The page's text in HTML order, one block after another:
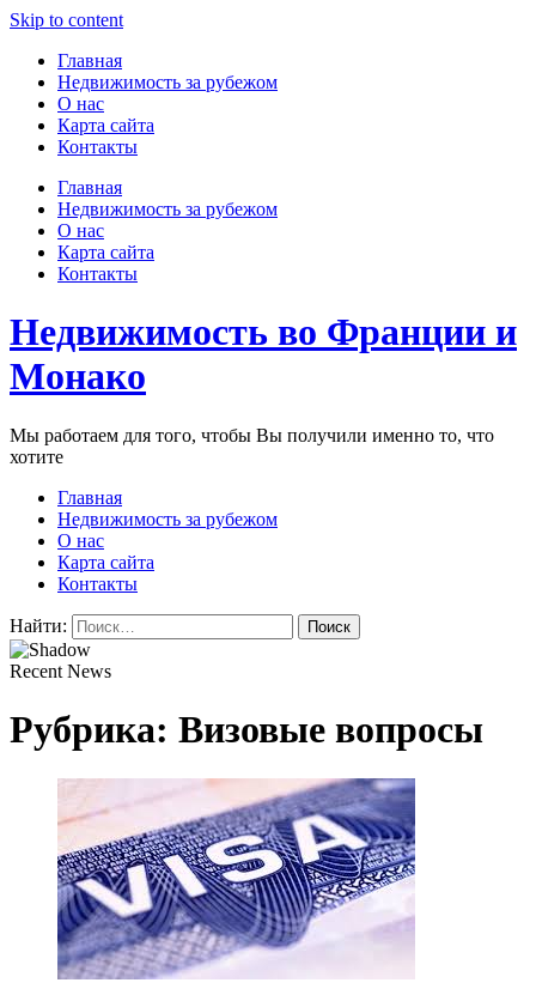
Skip to content
Главная
Недвижимость за рубежом
О нас
Карта сайта
Контакты
Главная
Недвижимость за рубежом
О нас
Карта сайта
Контакты
Недвижимость во Франции и
Монако
Мы работаем для того, чтобы Вы получили именно то, что
хотите
Главная
Недвижимость за рубежом
О нас
Карта сайта
Контакты
Найти:
Recent News
Рубрика: Визовые вопросы